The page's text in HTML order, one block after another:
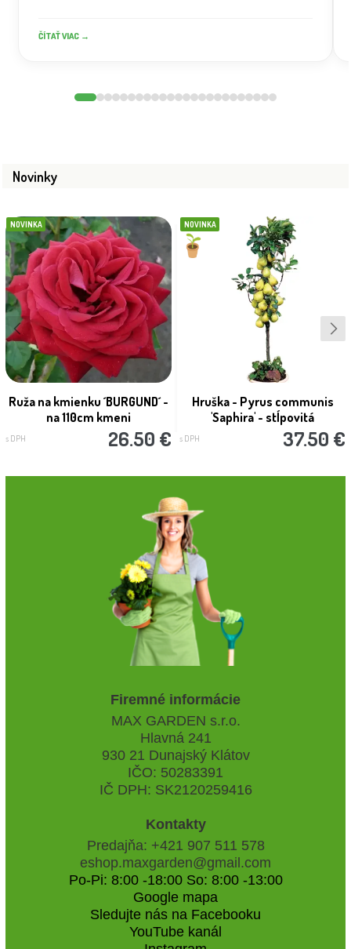
ČÍTAŤ VIAC →
Novinky
NOVINKA
Ruža na kmienku ´BURGUND´ -
na 110cm kmeni
s DPH 26.50 €
NOVINKA
Hruška - Pyrus communis
'Saphira' - stĺpovitá
s DPH 37.50 €
Firemné informácie
MAX GARDEN s.r.o.
Hlavná 241
930 21 Dunajský Klátov
IČO: 50283391
IČ DPH: SK2120259416
Kontakty
Predajňa: +421 907 511 578
eshop.maxgarden@gmail.com
Po-Pi: 8:00 -18:00 So: 8:00 -13:00
Google mapa
Sledujte nás na Facebooku
YouTube kanál